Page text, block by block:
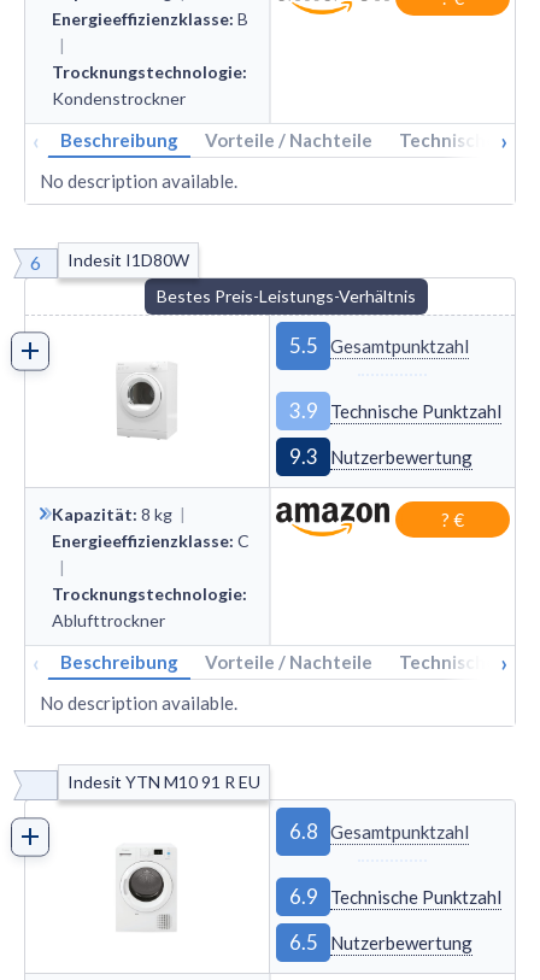
Energieeffizienzklasse: B
|
Trocknungstechnologie:
Kondenstrockner
‹ Beschreibung Vorteile / Nachteile Technische›
No description available.
6
Indesit I1D80W
Bestes Preis-Leistungs-Verhältnis
5.5 Gesamtpunktzahl
3.9 Technische Punktzahl
9.3 Nutzerbewertung
Kapazität: 8 kg |
Energieeffizienzklasse: C
|
Trocknungstechnologie:
Ablufttrockner
? €
‹ Beschreibung Vorteile / Nachteile Technische›
No description available.
Indesit YTN M10 91 R EU
6.8 Gesamtpunktzahl
6.9 Technische Punktzahl
6.5 Nutzerbewertung